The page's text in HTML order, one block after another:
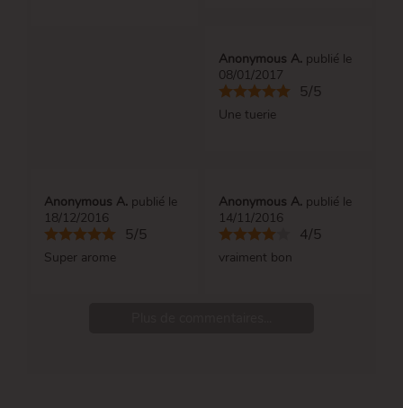
Anonymous A. publié le
08/01/2017
5/5
Une tuerie
Anonymous A. publié le
18/12/2016
5/5
Super arome
Anonymous A. publié le
14/11/2016
4/5
vraiment bon